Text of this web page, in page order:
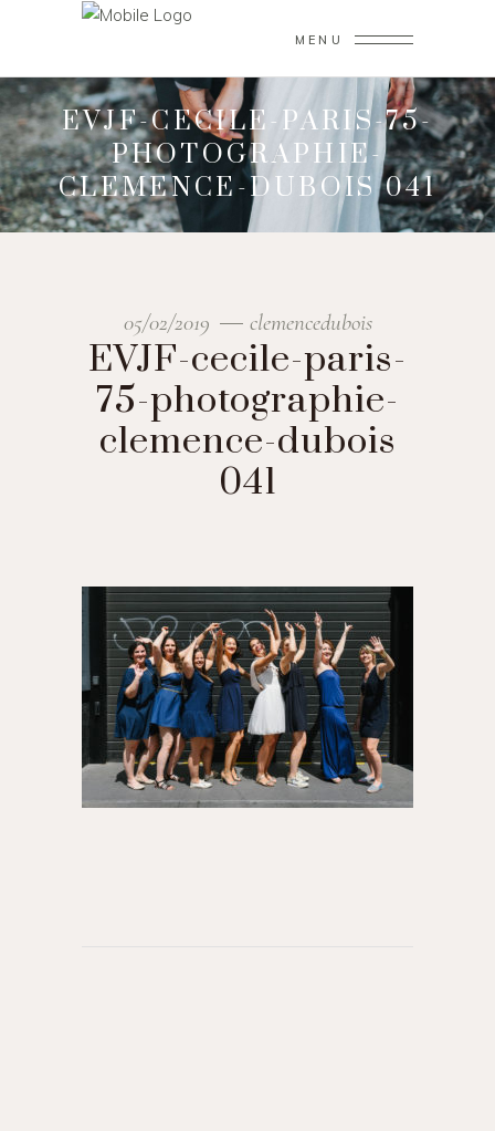
MENU
EVJF-CECILE-PARIS-75-
PHOTOGRAPHIE-
CLEMENCE-DUBOIS 041
05/02/2019 clemencedubois
EVJF-cecile-paris-
75-photographie-
clemence-dubois
041